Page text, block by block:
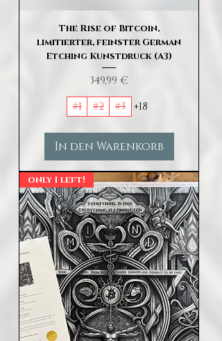
The Rise of Bitcoin,
limitierter, feinster German
Etching Kunstdruck (A3)
Preis
349,99 €
#1 #2 #3 +18
In den Warenkorb
only 1 left!